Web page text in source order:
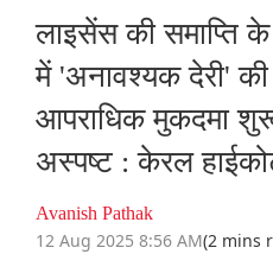
लाइसेंस की समाप्ति
में 'अनावश्यक देरी' की
आपराधिक मुकदमा
अस्पष्ट : केरल
Avanish Pathak
12 Aug 2025 8:56 AM(2 mins